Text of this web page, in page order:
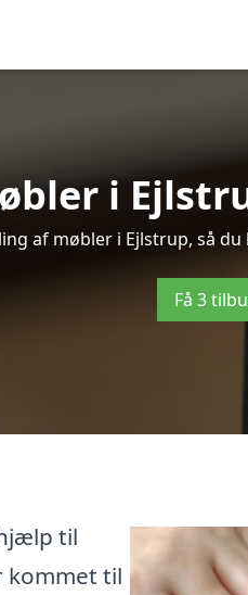
i
af møbler i Ejlstrup, så
Få 3
til
kommet til